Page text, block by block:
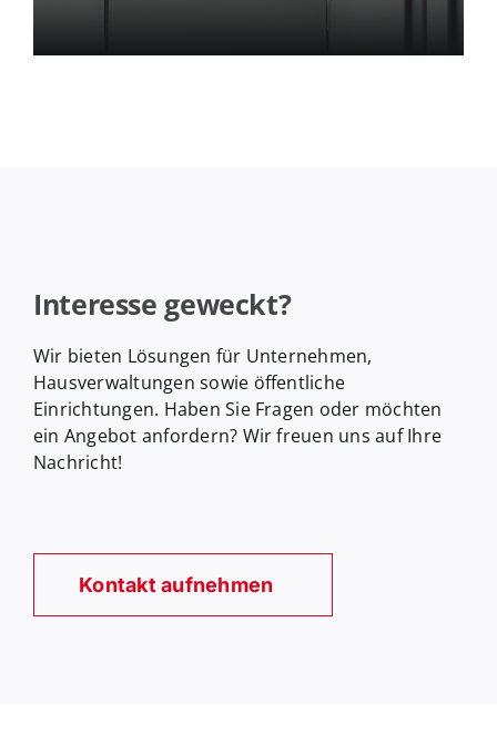
Interesse geweckt?
Wir bieten Lösungen für Unternehmen,
Hausverwaltungen sowie öffentliche
Einrichtungen. Haben Sie Fragen oder möchten
ein Angebot anfordern? Wir freuen uns auf Ihre
Nachricht!
Kontakt aufnehmen